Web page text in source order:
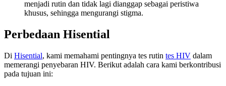
menjadi rutin dan tidak lagi dianggap sebagai peristiwa
khusus, sehingga mengurangi stigma.
Perbedaan Hisential
Di Hisential, kami memahami pentingnya tes rutin tes HIV dalam
memerangi penyebaran HIV. Berikut adalah cara kami berkontribusi
pada tujuan ini: